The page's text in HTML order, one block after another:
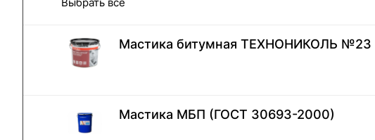
Выбрать все
Мастика битумная ТЕХНОНИКОЛЬ №23
Мастика МБП (ГОСТ 30693-2000)